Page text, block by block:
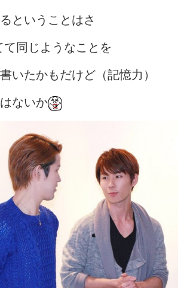
ということはさ
て同じようなことを
いたかもだけど（記憶力）
ないか